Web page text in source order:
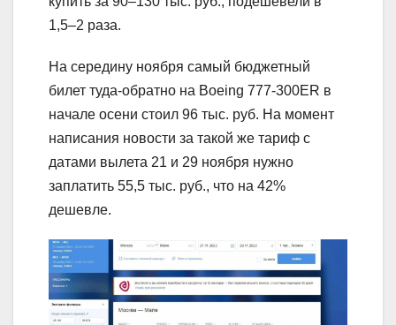
1,5–2 раза.
На середину ноября самый бюджетный
билет туда-обратно на Boeing 777-300ER в
начале осени стоил 96 тыс. руб. На момент
написания новости за такой же тариф с
датами вылета 21 и 29 ноября нужно
заплатить 55,5 тыс. руб., что на 42%
дешевле.